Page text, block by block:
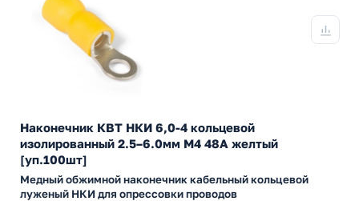
Наконечник КВТ НКИ 6,0-4 кольцевой
изолированный 2.5–6.0мм М4 48А желтый
[уп.100шт]
Медный обжимной наконечник кабельный кольцевой
луженый НКИ для опрессовки проводов